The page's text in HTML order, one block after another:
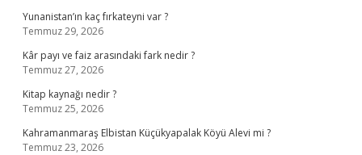
Yunanistan’ın kaç fırkateyni var ?
Temmuz 29, 2026
Kâr payı ve faiz arasındaki fark nedir ?
Temmuz 27, 2026
Kitap kaynağı nedir ?
Temmuz 25, 2026
Kahramanmaraş Elbistan Küçükyapalak Köyü Alevi mi ?
Temmuz 23, 2026